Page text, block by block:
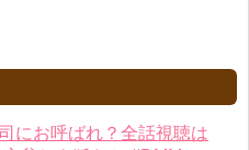
にお呼ばれ？全話視聴は